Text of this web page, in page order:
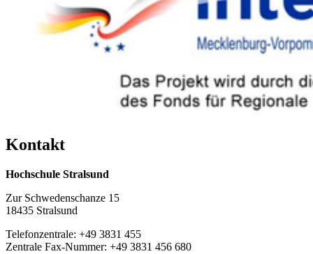
Kon­takt
Hochschule Stralsund
Zur Schwedenschanze 15
18435 Stralsund
Telefonzentrale: +49 3831 455
Zentrale Fax-Nummer: +49 3831 456 680